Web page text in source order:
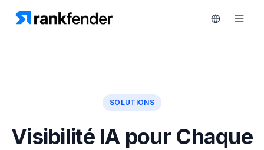
SOLUTIONS
Visibilité IA pour Chaque